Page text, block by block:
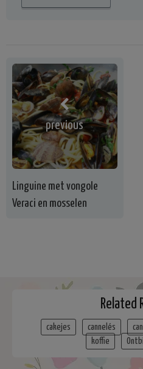
previous
Linguine met vongole
Veraci en mosselen
Related
cakejes cannelés
koffie